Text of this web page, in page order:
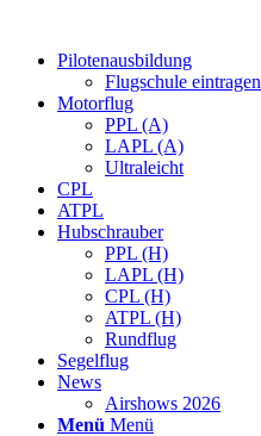
Pilotenausbildung
Flugschule eintragen
Motorflug
PPL (A)
LAPL (A)
Ultraleicht
CPL
ATPL
Hubschrauber
PPL (H)
LAPL (H)
CPL (H)
ATPL (H)
Rundflug
Segelflug
News
Airshows 2026
Menü Menü